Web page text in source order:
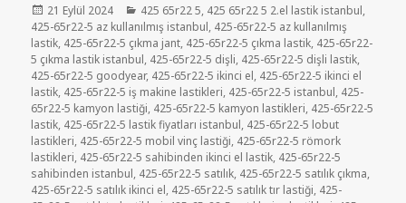
Yayın
tarihi
21 Eylül 2024 Kategoriler
425 65r22 5, 425 65r22 5 2.el lastik istanbul,
425-65r22-5 az kullanılmış istanbul, 425-65r22-5 az kullanılmış
lastik, 425-65r22-5 çıkma jant, 425-65r22-5 çıkma lastik, 425-65r22-
5 çıkma lastik istanbul, 425-65r22-5 dişli, 425-65r22-5 dişli lastik,
425-65r22-5 goodyear, 425-65r22-5 ikinci el, 425-65r22-5 ikinci el
lastik, 425-65r22-5 iş makine lastikleri, 425-65r22-5 istanbul, 425-
65r22-5 kamyon lastiği, 425-65r22-5 kamyon lastikleri, 425-65r22-5
lastik, 425-65r22-5 lastik fiyatları istanbul, 425-65r22-5 lobut
lastikleri, 425-65r22-5 mobil vinç lastiği, 425-65r22-5 römork
lastikleri, 425-65r22-5 sahibinden ikinci el lastik, 425-65r22-5
sahibinden istanbul, 425-65r22-5 satılık, 425-65r22-5 satılık çıkma,
425-65r22-5 satılık ikinci el, 425-65r22-5 satılık tır lastiği, 425-